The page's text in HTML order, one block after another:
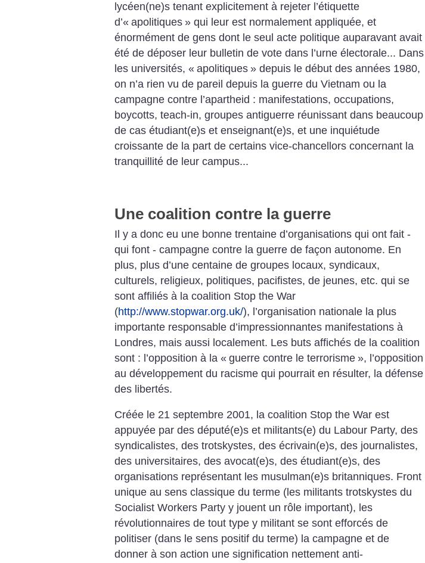
lycéen(ne)s tenant explicitement à rejeter l’étiquette
d’« apolitiques » qui leur est normalement appliquée, et
énormément de gens dont le seul acte politique auparavant avait
été de déposer leur bulletin de vote dans l’urne électorale... Dans
les universités, « apolitiques » depuis le début des années 1980,
on n’a rien vu de pareil depuis la guerre du Vietnam ou la
campagne contre l’apartheid : manifestations, occupations,
boycotts, teach-in, groupes antiguerre réunissant dans beaucoup
de cas étudiant(e)s et enseignant(e)s, et une inquiétude
croissante de la part de certains vice-chancellors concernant la
tranquillité de leur campus...
Une coalition contre la guerre
Il y a donc eu une bonne trentaine d’organisations qui ont fait -
qui font - campagne contre la guerre de façon autonome. En
plus, plus d’une centaine de groupes locaux, syndicaux,
culturels, religieux, politiques, pacifistes, de jeunes, etc. qui se
sont affiliés à la coalition Stop the War
(http://www.stopwar.org.uk/), l’organisation nationale la plus
importante responsable d’impressionnantes manifestations à
Londres, mais aussi localement. Les buts affichés de la coalition
sont : l’opposition à la « guerre contre le terrorisme », l’opposition
au développement du racisme qui pourrait en résulter, la défense
des libertés.
Créée le 21 septembre 2001, la coalition Stop the War est
appuyée par des député(e)s et militants(e) du Labour Party, des
syndicalistes, des trotskystes, des écrivain(e)s, des journalistes,
des universitaires, des avocat(e)s, des étudiant(e)s, des
organisations représentant les musulman(e)s britanniques. Front
unique au sens classique du terme (les militants trotskystes du
Socialist Workers Party y jouent un rôle important), les
révolutionnaires de tout type y militant se sont efforcés de
politiser (dans le sens positif du terme) la campagne et de
donner à son action une signification nettement anti-